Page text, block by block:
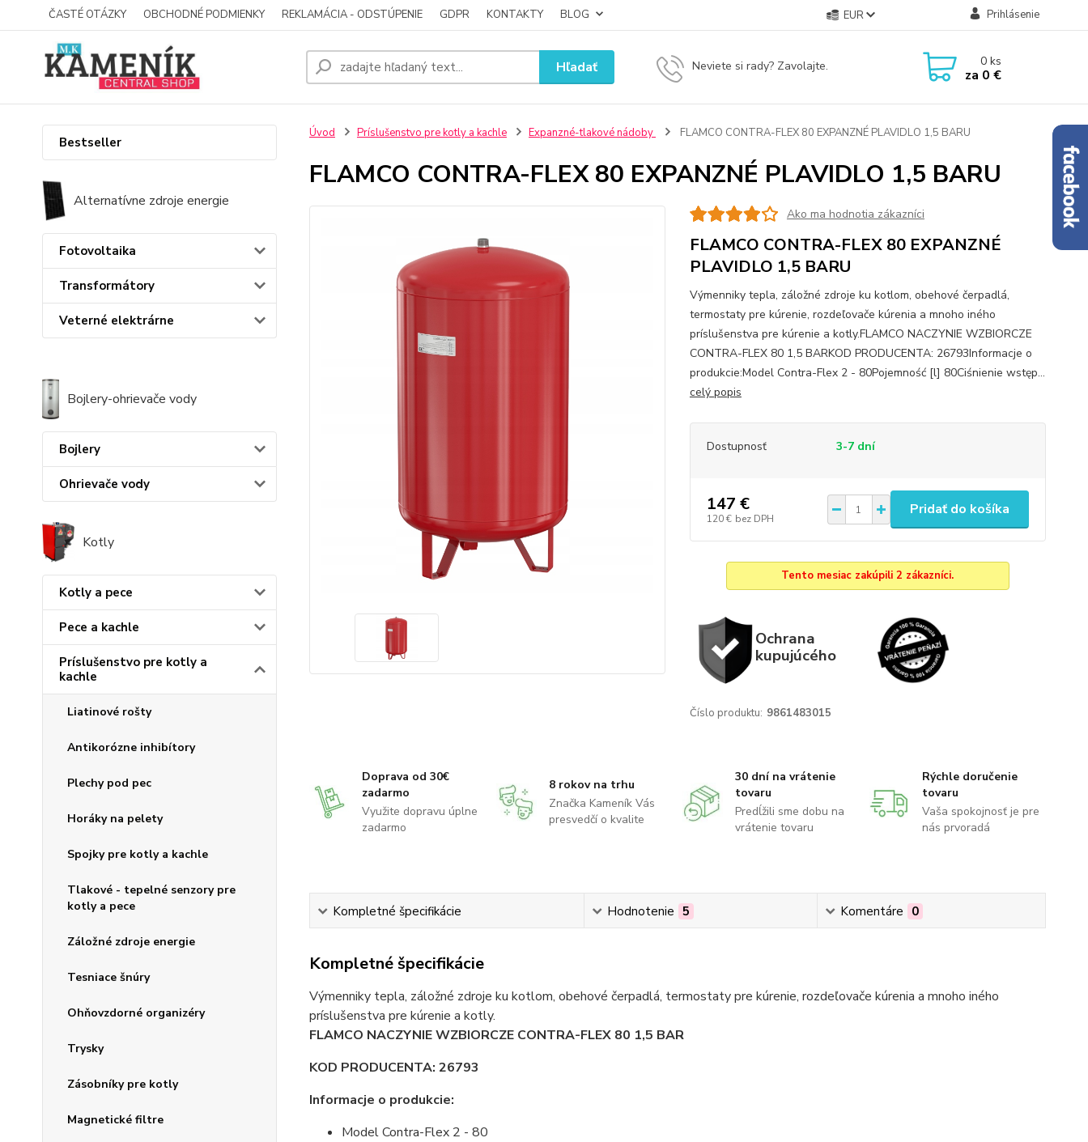
ČASTÉ OTÁZKY OBCHODNÉ PODMIENKY REKLAMÁCIA - ODSTÚPENIE GDPR KONTAKTY BLOG EUR Prihlásenie
Hľadať Neviete si rady? Zavolajte. 0ks
za 0 €
Bestseller
Alternatívne zdroje energie
Fotovoltaika
Transformátory
Veterné elektrárne
Bojlery-ohrievače vody
Bojlery
Ohrievače vody
Kotly
Kotly a pece
Pece a kachle
Príslušenstvo pre kotly a
kachle
Liatinové rošty
Antikorózne inhibítory
Plechy pod pec
Horáky na pelety
Spojky pre kotly a kachle
Tlakové - tepelné senzory pre
kotly a pece
Záložné zdroje energie
Tesniace šnúry
Ohňovzdorné organizéry
Trysky
Zásobníky pre kotly
Magnetické filtre
Úvod Príslušenstvo pre kotly a kachle Expanzné-tlakové nádoby FLAMCO CONTRA-FLEX 80 EXPANZNÉ PLAVIDLO 1,5 BARU
FLAMCO CONTRA-FLEX 80 EXPANZNÉ PLAVIDLO 1,5 BARU
Ako ma hodnotia zákazníci
FLAMCO CONTRA-FLEX 80 EXPANZNÉ
PLAVIDLO 1,5 BARU
Výmenniky tepla, záložné zdroje ku kotlom, obehové čerpadlá,
termostaty pre kúrenie, rozdeľovače kúrenia a mnoho iného
príslušenstva pre kúrenie a kotly.FLAMCO NACZYNIE WZBIORCZE
CONTRA-FLEX 80 1,5 BARKOD PRODUCENTA: 26793Informacje o
produkcie:Model Contra-Flex 2 - 80Pojemność [l] 80Ciśnienie wstęp...
celý popis
Dostupnosť 3-7 dní
147 €
120 € bez DPH
Pridať do košíka
Tento mesiac zakúpili 2 zákazníci.
Ochrana
kupujúcého
Číslo produktu: 9861483015
Doprava od 30€
zadarmo
Využite dopravu úplne
zadarmo
8 rokov na trhu
Značka Kameník Vás
presvedčí o kvalite
30 dní na vrátenie
tovaru
Predĺžili sme dobu na
vrátenie tovaru
Rýchle doručenie
tovaru
Vaša spokojnosť je pre
nás prvoradá
Kompletné špecifikácie Hodnotenie 5 Komentáre 0
Kompletné špecifikácie
Výmenniky tepla, záložné zdroje ku kotlom, obehové čerpadlá, termostaty pre kúrenie, rozdeľovače kúrenia a mnoho iného
príslušenstva pre kúrenie a kotly.
FLAMCO NACZYNIE WZBIORCZE CONTRA-FLEX 80 1,5 BAR
KOD PRODUCENTA: 26793
Informacje o produkcie:
Model Contra-Flex 2 - 80